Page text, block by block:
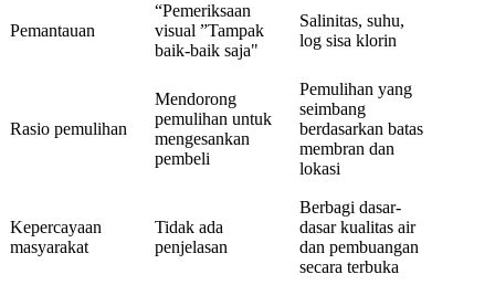
Pemantauan
“Pemeriksaan
visual ”Tampak
baik-baik saja"
Salinitas, suhu,
log sisa klorin
Rasio pemulihan
Mendorong
pemulihan untuk
mengesankan
pembeli
Pemulihan yang
seimbang
berdasarkan batas
membran dan
lokasi
Kepercayaan
masyarakat
Tidak ada
penjelasan
Berbagi dasar-
dasar kualitas air
dan pembuangan
secara terbuka